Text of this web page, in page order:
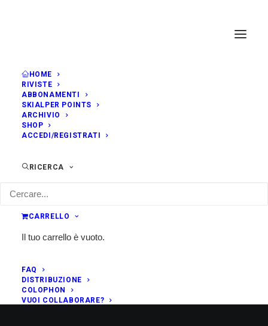
HOME
RIVISTE
ABBONAMENTI
SKIALPER POINTS
ARCHIVIO
SHOP
ACCEDI/REGISTRATI
RICERCA
CARRELLO
Il tuo carrello è vuoto.
FAQ
DISTRIBUZIONE
COLOPHON
VUOI COLLABORARE?